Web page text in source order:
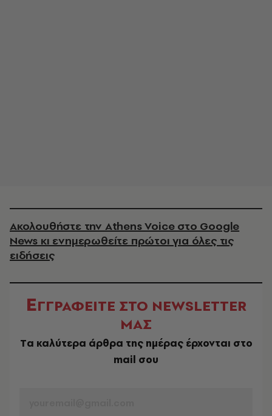
Ακολουθήστε την Athens Voice στο Google
News κι ενημερωθείτε πρώτοι για όλες τις
ειδήσεις
ΕΓΓΡΑΦΕΙΤΕ ΣΤΟ NEWSLETTER
ΜΑΣ
Tα καλύτερα άρθρα της ημέρας έρχονται στο
mail σου